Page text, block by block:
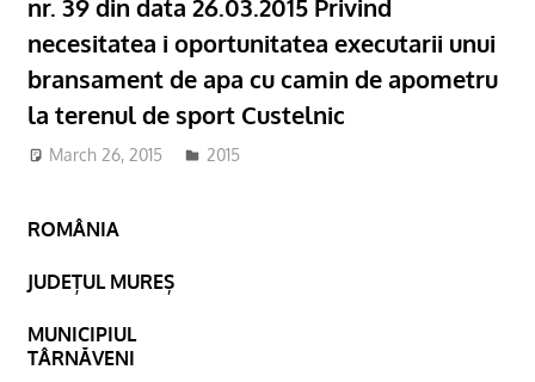
nr. 39 din data 26.03.2015 Privind
necesitatea i oportunitatea executarii unui
bransament de apa cu camin de apometru
la terenul de sport Custelnic
March 26, 2015 2015
ROMÂNIA
JUDEȚUL MUREȘ
MUNICIPIUL
TÂRNĂVENI